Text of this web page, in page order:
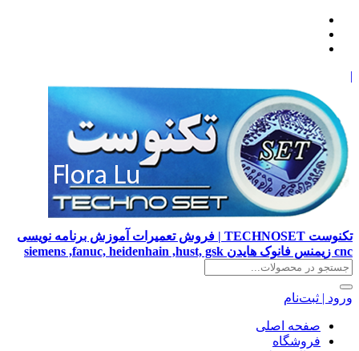
|
تکنوست TECHNOSET | فروش تعمیرات آموزش برنامه نویسی
cnc زیمنس فانوک هایدن siemens ,fanuc, heidenhain ,hust, gsk
ورود | ثبت‌نام
صفحه اصلی
فروشگاه